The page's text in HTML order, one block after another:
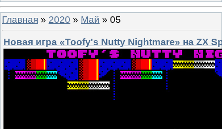
Главная » 2020 » Май » 05
Новая игра «Toofy's Nutty Nightmare» на ZX